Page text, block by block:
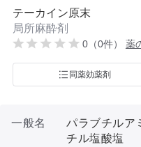
テーカイン原末
局所麻酔剤
0（0件） 薬
同薬効薬剤
一般名
パラブチルア
チル塩酸塩